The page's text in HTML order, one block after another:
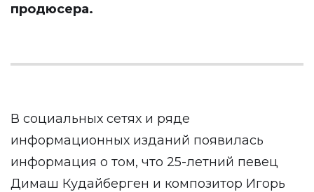
продюсера.
В социальных сетях и ряде
информационных изданий появилась
информация о том, что 25-летний певец
Димаш Кудайберген и композитор Игорь